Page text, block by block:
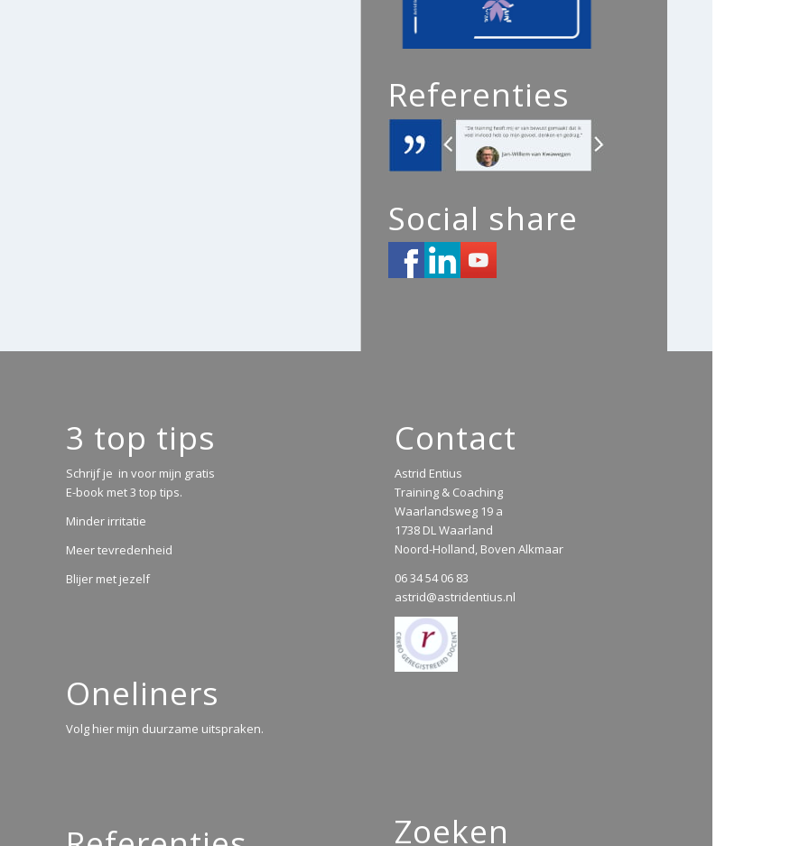
Referenties
Social share
3 top tips
Schrijf je in voor mijn gratis
E-book met 3 top tips.
Minder irritatie
Meer tevredenheid
Blijer met jezelf
Oneliners
Volg hier mijn duurzame uitspraken.
Contact
Astrid Entius
Training & Coaching
Waarlandsweg 19 a
1738 DL Waarland
Noord-Holland, Boven Alkmaar
06 34 54 06 83
astrid@astridentius.nl
Zoeken